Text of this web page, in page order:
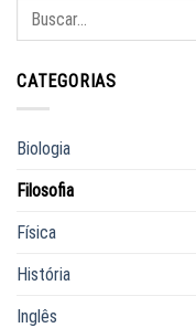
CATEGORIAS
Biologia
Filosofia
Física
História
Inglês